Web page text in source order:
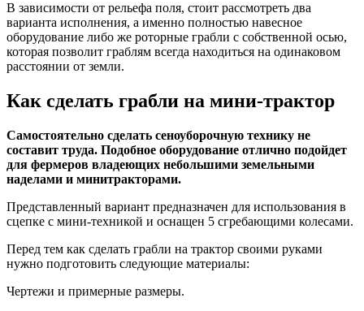
В зависимости от рельефа поля, стоит рассмотреть два
варианта исполнения, а именно полностью навесное
оборудование либо же роторные грабли с собственной осью,
которая позволит граблям всегда находиться на одинаковом
расстоянии от земли.
Как сделать грабли на мини-трактор
Самостоятельно сделать сеноуборочную технику не
составит труда. Подобное оборудование отлично подойдет
для фермеров владеющих небольшими земельными
наделами и минитракторами.
Представленный вариант предназначен для использования в
сцепке с мини-техникой и оснащен 5 сгребающими колесами.
Перед тем как сделать грабли на трактор своими руками
нужно подготовить следующие материалы:
Чертежи и примерные размеры.